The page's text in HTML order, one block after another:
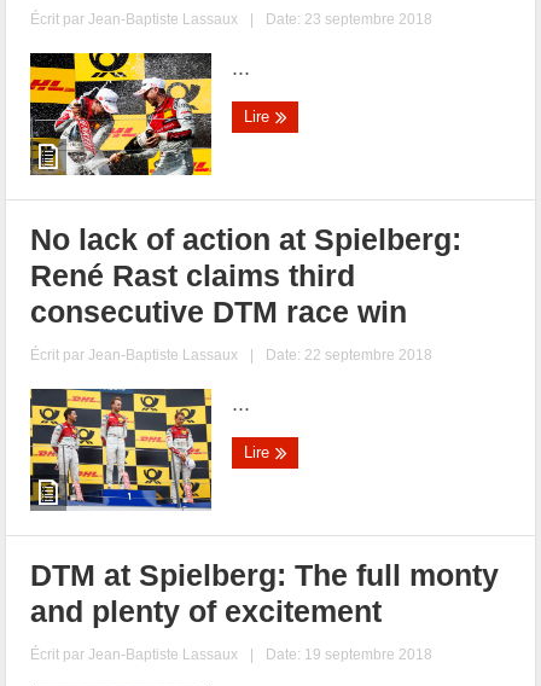
Écrit parJean-Baptiste Lassaux | Date: 23 septembre 2018
...
Lire
No lack of action at Spielberg:
René Rast claims third
consecutive DTM race win
Écrit parJean-Baptiste Lassaux | Date: 22 septembre 2018
...
Lire
DTM at Spielberg: The full monty
and plenty of excitement
Écrit parJean-Baptiste Lassaux | Date: 19 septembre 2018